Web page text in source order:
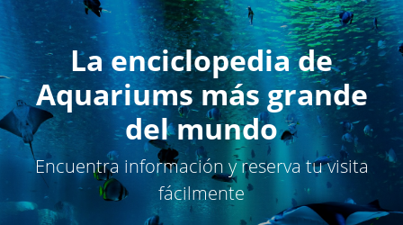
La enciclopedia de
Aquariums más grande
del mundo
Encuentra información y reserva tu visita
fácilmente